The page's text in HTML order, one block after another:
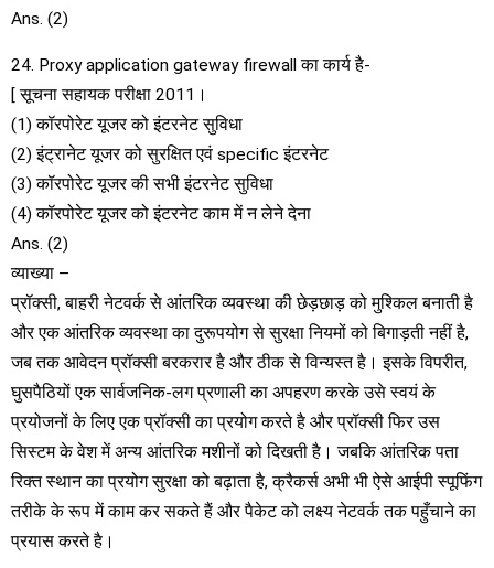
Ans. (2)
24. Proxy application gateway firewall का कार्य है-
[ सूचना सहायक परीक्षा 2011।
(1) कॉरपोरेट यूजर को इंटरनेट सुविधा
(2) इंट्रानेट यूजर को सुरक्षित एवं specific इंटरनेट
(3) कॉरपोरेट यूजर की सभी इंटरनेट सुविधा
(4) कॉरपोरेट यूजर को इंटरनेट काम में न लेने देना
Ans. (2)
व्याख्या –
प्रॉक्सी, बाहरी नेटवर्क से आंतरिक व्यवस्था की छेड़छाड़ को मुश्किल बनाती है
और एक आंतरिक व्यवस्था का दुरूपयोग से सुरक्षा नियमों को बिगाड़ती नहीं है,
जब तक आवेदन प्रॉक्सी बरकरार है और ठीक से विन्यस्त है। इसके विपरीत,
घुसपैठियों एक सार्वजनिक-लग प्रणाली का अपहरण करके उसे स्वयं के
प्रयोजनों के लिए एक प्रॉक्सी का प्रयोग करते है और प्रॉक्सी फिर उस
सिस्टम के वेश में अन्य आंतरिक मशीनों को दिखती है। जबकि आंतरिक पता
रिक्त स्थान का प्रयोग सुरक्षा को बढ़ाता है, क्रैकर्स अभी भी ऐसे आईपी स्पूफिंग
तरीके के रूप में काम कर सकते हैं और पैकेट को लक्ष्य नेटवर्क तक पहुँचाने का
प्रयास करते है।